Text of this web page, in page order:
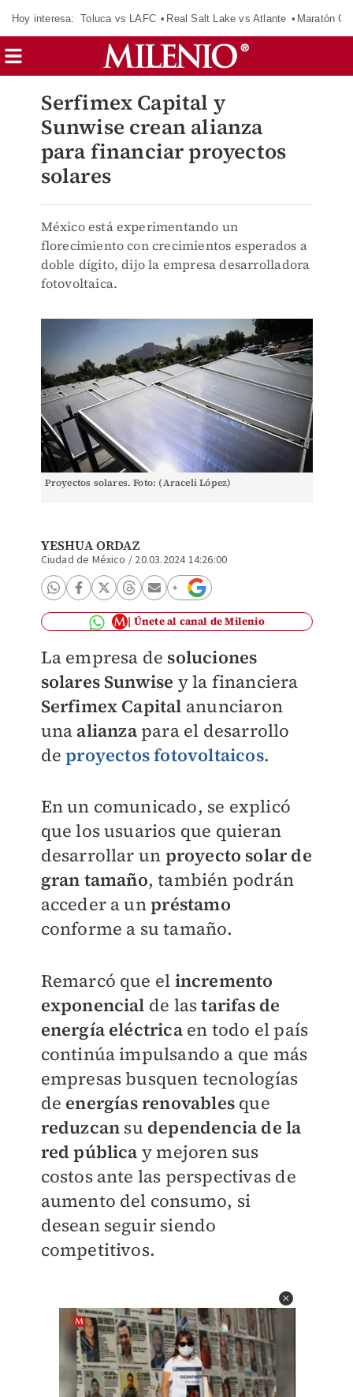
Hoy interesa: Toluca vs LAFC Real Salt Lake vs Atlante Maratón
Serfimex Capital y
Sunwise crean alianza
para financiar proyectos
solares
México está experimentando un
florecimiento con crecimientos esperados a
doble dígito, dijo la empresa desarrolladora
fotovoltaica.
Proyectos solares. Foto: (Araceli López)
YESHUA ORDAZ
Ciudad de México / 20.03.2024 14:26:00
Únete al canal de Milenio
La empresa de soluciones
solares Sunwise y la financiera
Serfimex Capital anunciaron
una alianza para el desarrollo
deproyectos fotovoltaicos.
En un comunicado, se explicó
que los usuarios que quieran
desarrollar un proyecto solar de
gran tamaño, también podrán
acceder a unpréstamo
conforme a su tamaño.
Remarcó que el incremento
exponencial de lastarifas de
energía eléctrica en todo el país
continúa impulsando a que más
empresas busquen tecnologías
de energías renovablesque
reduzcan su dependencia de la
red pública y mejoren sus
costos ante las perspectivas de
aumento del consumo, si
desean seguir siendo
competitivos.